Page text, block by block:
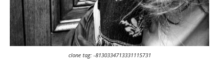
clone tag: -8130334713331115731